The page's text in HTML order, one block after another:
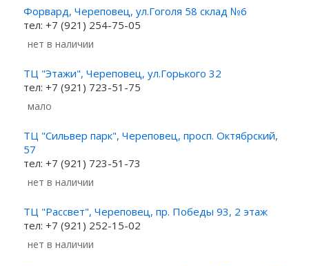
Форвард, Череповец, ул.Гоголя 58 склад №6
тел: +7 (921) 254-75-05
Нет в наличии
ТЦ "Этажи", Череповец, ул.Горького 32
тел: +7 (921) 723-51-75
Мало
ТЦ "Сильвер парк", Череповец, просп. Октябрский,
57
тел: +7 (921) 723-51-73
Нет в наличии
ТЦ "Рассвет", Череповец, пр. Победы 93, 2 этаж
тел: +7 (921) 252-15-02
Нет в наличии